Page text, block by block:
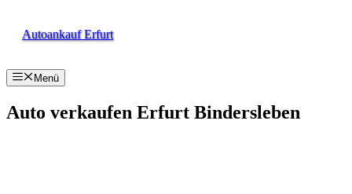
InhaltAutoankauf Erfurt
Menü
Auto verkaufen Erfurt Bindersleben